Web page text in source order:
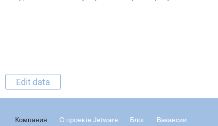
Edit data
Компания О проекте Jetware Блог
Вакансии